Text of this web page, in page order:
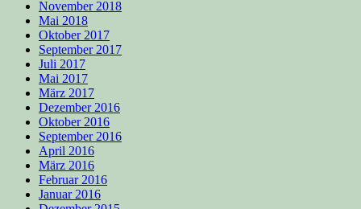
November 2018
Mai 2018
Oktober 2017
September 2017
Juli 2017
Mai 2017
März 2017
Dezember 2016
Oktober 2016
September 2016
April 2016
März 2016
Februar 2016
Januar 2016